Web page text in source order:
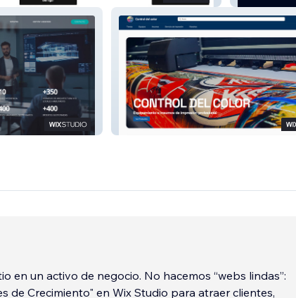
ControldelColor
en un activo de negocio. No hacemos “webs lindas”:
de Crecimiento" en Wix Studio para atraer clientes,